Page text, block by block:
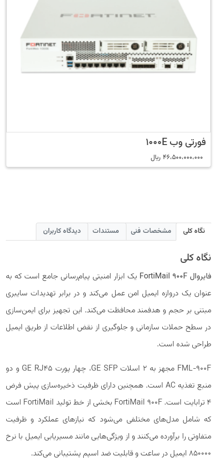
فورتی وب 1000E
46،500،000،000 ﷼
نگاه کلی مشخصات فنی مستندات دیدگاه کاربران
نگاه کلی
فایروال FortiMail 900F
یک ابزار امنیتی پیام‌رسانی جامع است که به
عنوان یک دروازه ایمیل امن عمل می‌کند و در برابر تهدیدات سایبری
مبتنی بر حجم و هدفمند محافظت می‌کند. این تجهیز برای ایمن‌سازی
در سطح حملات سازمانی و جلوگیری از نقض اطلاعات از طریق ایمیل
طراحی شده است.
FML-900F مجهز به 2 اسلات GE SFP، چهار پورت GE RJ45 و دو
منبع تغذیه AC است. همچنین دارای ظرفیت ذخیره‌سازی پیش فرض
4 ترابایت است. FortiMail 900F بخشی از خط تولید FortiMail است
که شامل مدل‌های مختلفی می‌شود که نیازهای عملکرد و ظرفیت
متفاوتی را برآورده می‌کنند و از ویژگی‌هایی مانند مسیریابی ایمیل با نرخ
850000 ایمیل در ساعت و قابلیت ضد اسپم پشتیبانی می‌کند.